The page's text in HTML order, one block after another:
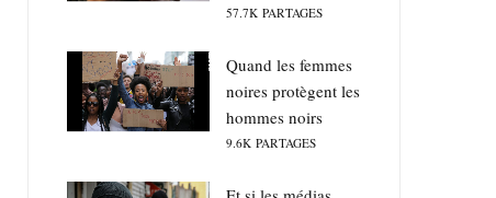
57.7K PARTAGES
Quand les femmes
noires protègent les
hommes noirs
9.6K PARTAGES